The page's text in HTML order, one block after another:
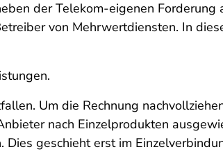
der Telekom-eigenen
von Mehrwertdiensten. In
Um die Rechnung
nach Einzelprodukten
geschieht erst im